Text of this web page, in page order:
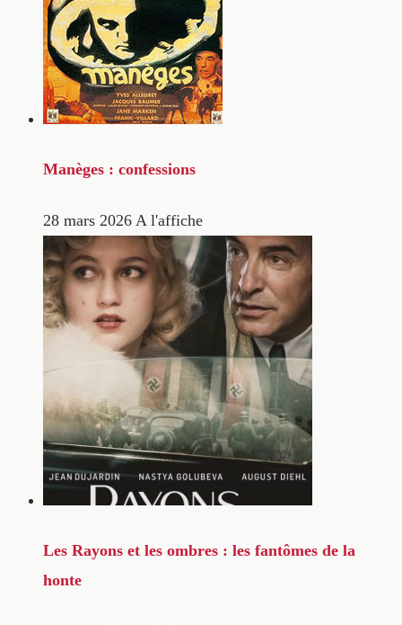
Manèges : confessions
28 mars 2026 A l'affiche
Les Rayons et les ombres : les fantômes de la
honte